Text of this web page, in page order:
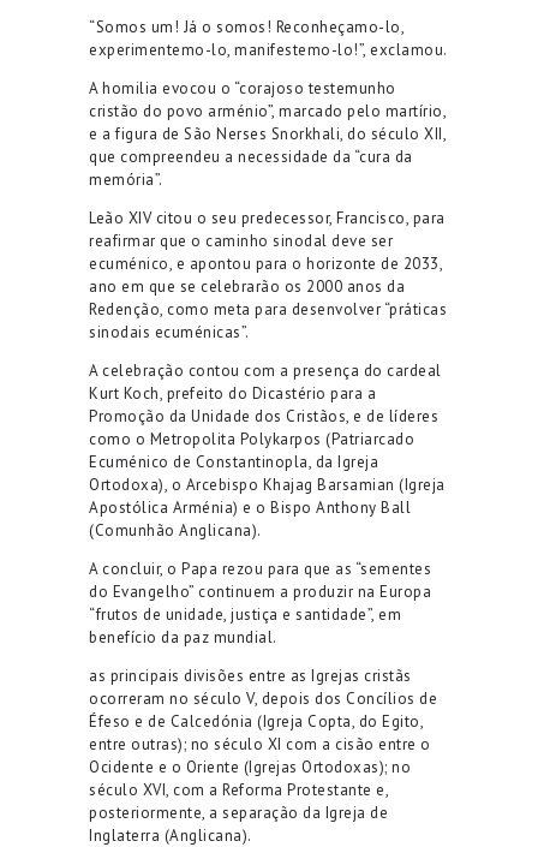
“Somos um! Já o somos! Reconheçamo-lo,
experimentemo-lo, manifestemo-lo!”, exclamou.
A homilia evocou o “corajoso testemunho
cristão do povo arménio”, marcado pelo martírio,
e a figura de São Nerses Snorkhali, do século XII,
que compreendeu a necessidade da “cura da
memória”.
Leão XIV citou o seu predecessor, Francisco, para
reafirmar que o caminho sinodal deve ser
ecuménico, e apontou para o horizonte de 2033,
ano em que se celebrarão os 2000 anos da
Redenção, como meta para desenvolver “práticas
sinodais ecuménicas”.
A celebração contou com a presença do cardeal
Kurt Koch, prefeito do Dicastério para a
Promoção da Unidade dos Cristãos, e de líderes
como o Metropolita Polykarpos (Patriarcado
Ecuménico de Constantinopla, da Igreja
Ortodoxa), o Arcebispo Khajag Barsamian (Igreja
Apostólica Arménia) e o Bispo Anthony Ball
(Comunhão Anglicana).
A concluir, o Papa rezou para que as “sementes
do Evangelho” continuem a produzir na Europa
“frutos de unidade, justiça e santidade”, em
benefício da paz mundial.
as principais divisões entre as Igrejas cristãs
ocorreram no século V, depois dos Concílios de
Éfeso e de Calcedónia (Igreja Copta, do Egito,
entre outras); no século XI com a cisão entre o
Ocidente e o Oriente (Igrejas Ortodoxas); no
século XVI, com a Reforma Protestante e,
posteriormente, a separação da Igreja de
Inglaterra (Anglicana).